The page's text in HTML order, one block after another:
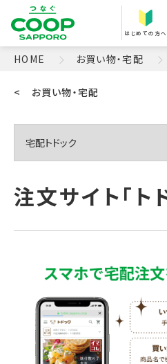
はじめての方へ
HOME お買い物・宅配
< お買い物・宅配